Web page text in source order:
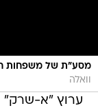
מסע"ת של משפחות
וואלה
ערוץ "א-שרק"